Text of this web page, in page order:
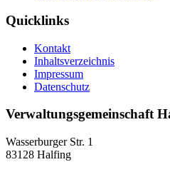
Quicklinks
Kontakt
Inhaltsverzeichnis
Impressum
Datenschutz
Verwaltungsgemeinschaft
Wasserburger Str. 1
83128 Halfing